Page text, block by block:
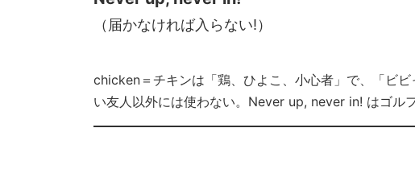
（届かなければ入らない!）
chicken＝チキンは「鶏、ひよこ、小心者」で、「ビ
い友人以外には使わない。Never up, never in! はゴルフ